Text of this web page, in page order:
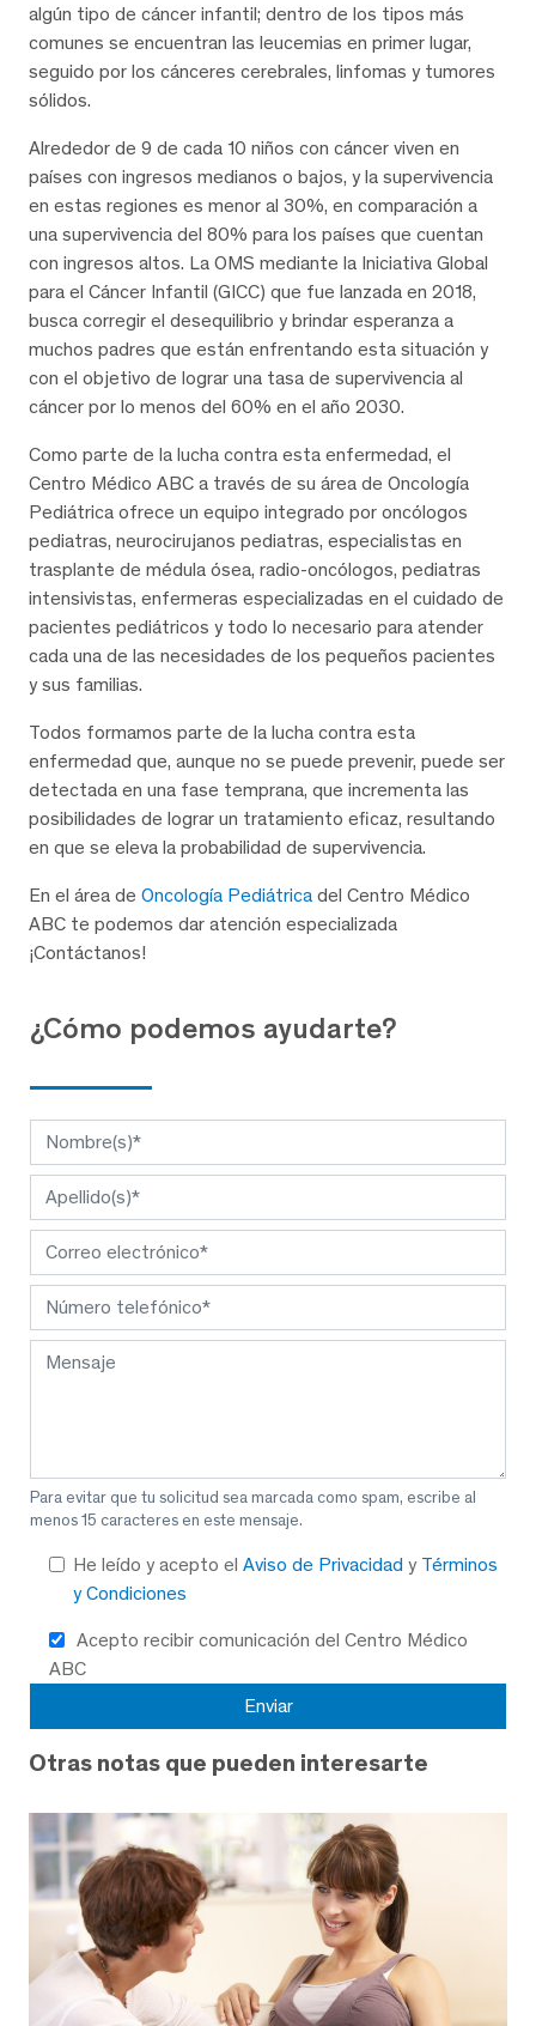
algún tipo de cáncer infantil; dentro de los tipos más
comunes se encuentran las leucemias en primer lugar,
seguido por los cánceres cerebrales, linfomas y tumores
sólidos.
Alrededor de 9 de cada 10 niños con cáncer viven en
países con ingresos medianos o bajos, y la supervivencia
en estas regiones es menor al 30%, en comparación a
una supervivencia del 80% para los países que cuentan
con ingresos altos. La OMS mediante la Iniciativa Global
para el Cáncer Infantil (GICC) que fue lanzada en 2018,
busca corregir el desequilibrio y brindar esperanza a
muchos padres que están enfrentando esta situación y
con el objetivo de lograr una tasa de supervivencia al
cáncer por lo menos del 60% en el año 2030.
Como parte de la lucha contra esta enfermedad, el
Centro Médico ABC a través de su área de Oncología
Pediátrica ofrece un equipo integrado por oncólogos
pediatras, neurocirujanos pediatras, especialistas en
trasplante de médula ósea, radio-oncólogos, pediatras
intensivistas, enfermeras especializadas en el cuidado de
pacientes pediátricos y todo lo necesario para atender
cada una de las necesidades de los pequeños pacientes
y sus familias.
Todos formamos parte de la lucha contra esta
enfermedad que, aunque no se puede prevenir, puede ser
detectada en una fase temprana, que incrementa las
posibilidades de lograr un tratamiento eficaz, resultando
en que se eleva la probabilidad de supervivencia.
En el área de Oncología Pediátrica del Centro Médico
ABC te podemos dar atención especializada
¡Contáctanos!
¿Cómo podemos ayudarte?
Para evitar que tu solicitud sea marcada como spam, escribe al
menos 15 caracteres en este mensaje.
He leído y acepto el Aviso de Privacidad y Términos
y Condiciones
Acepto recibir comunicación del Centro Médico
ABC
Otras notas que pueden interesarte